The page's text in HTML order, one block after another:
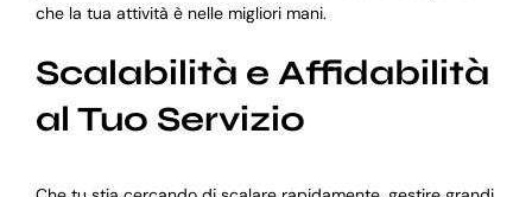
che la tua attività è nelle migliori mani.
Scalabilità e Affidabilità
al Tuo Servizio